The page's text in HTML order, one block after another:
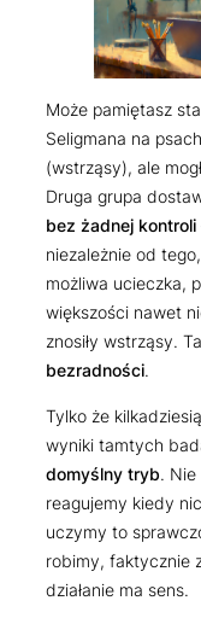
Może pamiętasz
Seligmana na
(wstrząsy), ale
Druga grupa
bez żadnej kontroli
niezależnie od
możliwa ucieczka,
większości nawet
znosiły wstrząsy.
bezradności.
Tylko że
wyniki tamtych
domyślny tryb.
reagujemy kiedy
uczymy to
robimy, faktycznie
działanie ma sens.